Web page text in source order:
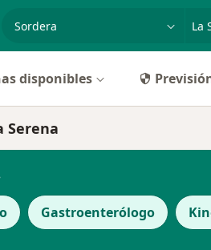
disponibles
Serena
Gastroenterólogo